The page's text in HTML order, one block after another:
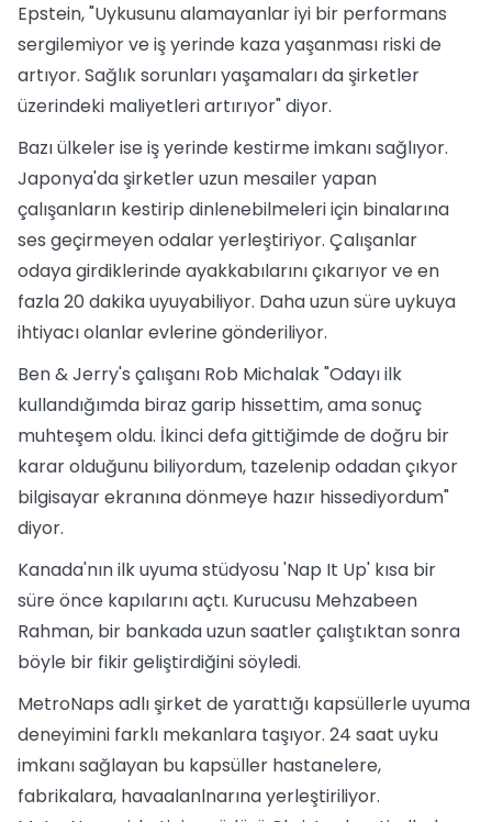
Epstein, "Uykusunu alamayanlar iyi bir performans
sergilemiyor ve iş yerinde kaza yaşanması riski de
artıyor. Sağlık sorunları yaşamaları da şirketler
üzerindeki maliyetleri artırıyor" diyor.
Bazı ülkeler ise iş yerinde kestirme imkanı sağlıyor.
Japonya'da şirketler uzun mesailer yapan
çalışanların kestirip dinlenebilmeleri için binalarına
ses geçirmeyen odalar yerleştiriyor. Çalışanlar
odaya girdiklerinde ayakkabılarını çıkarıyor ve en
fazla 20 dakika uyuyabiliyor. Daha uzun süre uykuya
ihtiyacı olanlar evlerine gönderiliyor.
Ben & Jerry's çalışanı Rob Michalak "Odayı ilk
kullandığımda biraz garip hissettim, ama sonuç
muhteşem oldu. İkinci defa gittiğimde de doğru bir
karar olduğunu biliyordum, tazelenip odadan çıkyor
bilgisayar ekranına dönmeye hazır hissediyordum"
diyor.
Kanada'nın ilk uyuma stüdyosu 'Nap It Up' kısa bir
süre önce kapılarını açtı. Kurucusu Mehzabeen
Rahman, bir bankada uzun saatler çalıştıktan sonra
böyle bir fikir geliştirdiğini söyledi.
MetroNaps adlı şirket de yarattığı kapsüllerle uyuma
deneyimini farklı mekanlara taşıyor. 24 saat uyku
imkanı sağlayan bu kapsüller hastanelere,
fabrikalara, havaalanlnarına yerleştiriliyor.